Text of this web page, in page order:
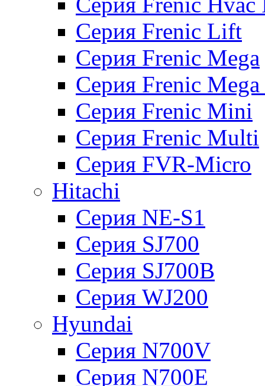
Серия Frenic Lift
Серия Frenic Mega
Серия Frenic Mega
Серия Frenic Mini
Серия Frenic Multi
Серия FVR-Micro
Hitachi
Серия NE-S1
Серия SJ700
Серия SJ700B
Серия WJ200
Hyundai
Серия N700V
Серия N700Е